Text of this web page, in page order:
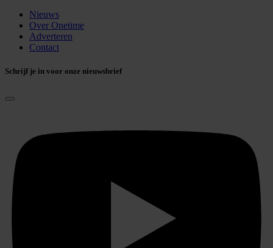
Nieuws
Over Onetime
Adverteren
Contact
Schrijf je in voor onze nieuwsbrief